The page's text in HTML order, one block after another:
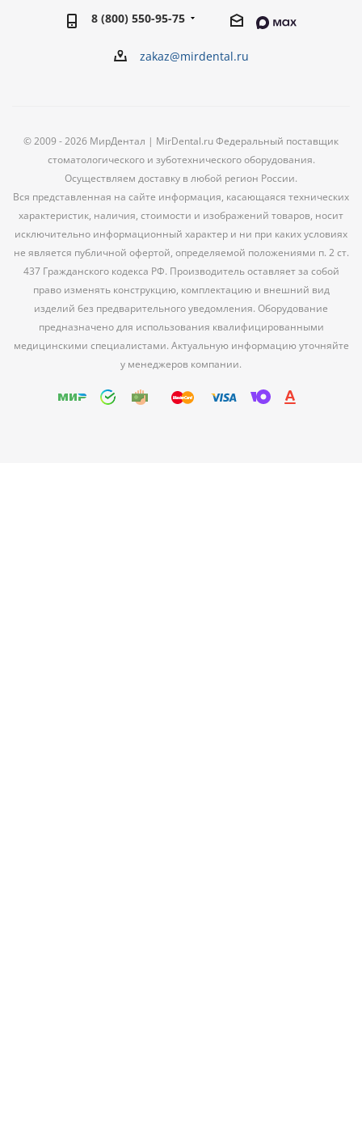
8 (800) 550-95-75
zakaz@mirdental.ru
© 2009 - 2026 МирДентал | MirDental.ru Федеральный поставщик
стоматологического и зуботехнического оборудования.
Осуществляем доставку в любой регион России.
Вся представленная на сайте информация, касающаяся технических
характеристик, наличия, стоимости и изображений товаров, носит
исключительно информационный характер и ни при каких условиях
не является публичной офертой, определяемой положениями п. 2 ст.
437 Гражданского кодекса РФ. Производитель оставляет за собой
право изменять конструкцию, комплектацию и внешний вид
изделий без предварительного уведомления. Оборудование
предназначено для использования квалифицированными
медицинскими специалистами. Актуальную информацию уточняйте
у менеджеров компании.